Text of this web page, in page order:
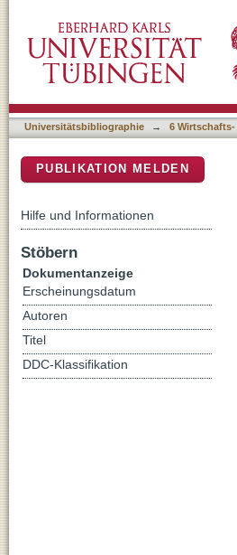
multinational companies'
Universitätsbibliographie → 6
PUBLIKATION MELDEN
Hilfe und Informationen
Stöbern
Dokumentanzeige
Erscheinungsdatum
Autoren
Titel
DDC-Klassifikation